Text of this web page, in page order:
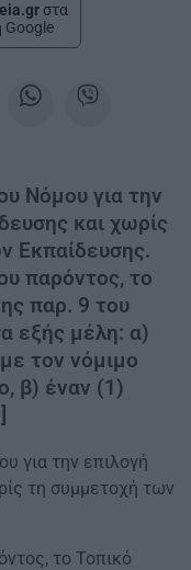
στα
Google
Νόμου για την
και χωρίς
Εκπαίδευσης.
παρόντος, το
παρ. 9 του
εξής μέλη: α)
τον νόμιμο
β) έναν (1)
για την επιλογή
τη συμμετοχή των
το Τοπικό